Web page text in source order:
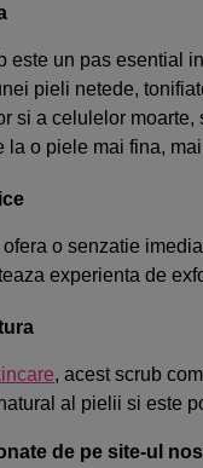
este un pas esential
pieli netede,
si a celulelor
o piele mai fina,
o senzatie
experienta de
, acest scrub
al pielii si este
de pe site-ul